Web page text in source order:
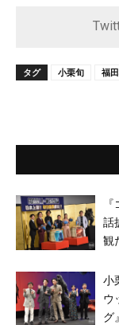
タグ 小栗旬 福
話
観
小
ウ
グ